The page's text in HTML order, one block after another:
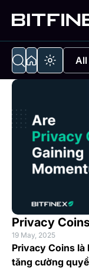
All
Privacy
19 May, 2025
Privacy Coins là
tăng cường